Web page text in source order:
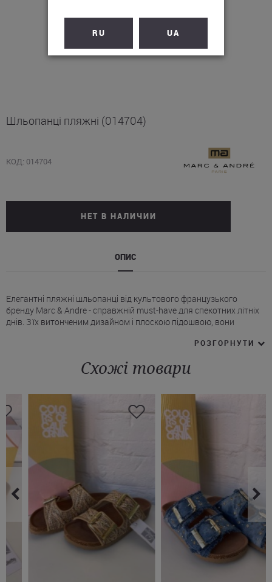
Шльопанці пляжні (014704)
КОД: 014704
НЕТ В НАЛИЧИИ
ОПИС
Елегантні пляжні шльопанці від культового французького
бренду Marc & Andre - справжній must-have для спекотних літніх
днів. З їх витонченим дизайном і плоскою підошвою, вони
виготовлений з розкішного тканого матеріалу з тваринним
шортами. Особлива устілка з набитим логотипом Marc&Andre
забезпечує надійну фіксацію стопи завдяки закругленим краям.
Стильні оливкові сланці Марк Андре можна купити на нашому
сайті з доставкою по Україні.
РОЗГОРНУТИ
Схожі товари
RU UA